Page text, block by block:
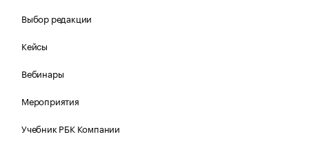
Выбор редакции
Кейсы
Вебинары
Мероприятия
Учебник РБК Компании